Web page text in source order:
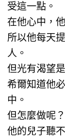
受這一點。
在他心中，
所以他每天
人。
但光有渴望
希爾知道他
中。
但怎麼做呢？
他的兒子聽